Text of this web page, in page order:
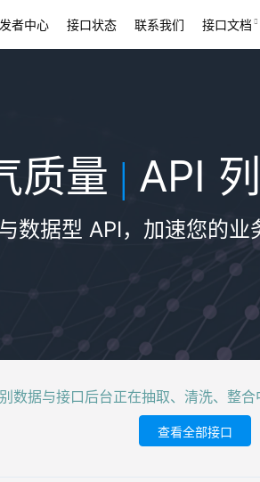
者中心 接口状态 联系我们 接口文档
质量 | API
数据型 API，加速您的业
数据与接口后台正在抽取、清洗、整
查看全部接口